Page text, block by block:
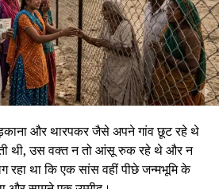
और थारपकर जैसे अपने गांव छूट रहे थे
थी, उस वक्त न तो आंसू रुक रहे थे और न
था कि एक सांस वहीं पीछे जन्मभूमि के